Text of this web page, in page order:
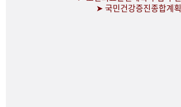
➤ 국민건강증진종합계획